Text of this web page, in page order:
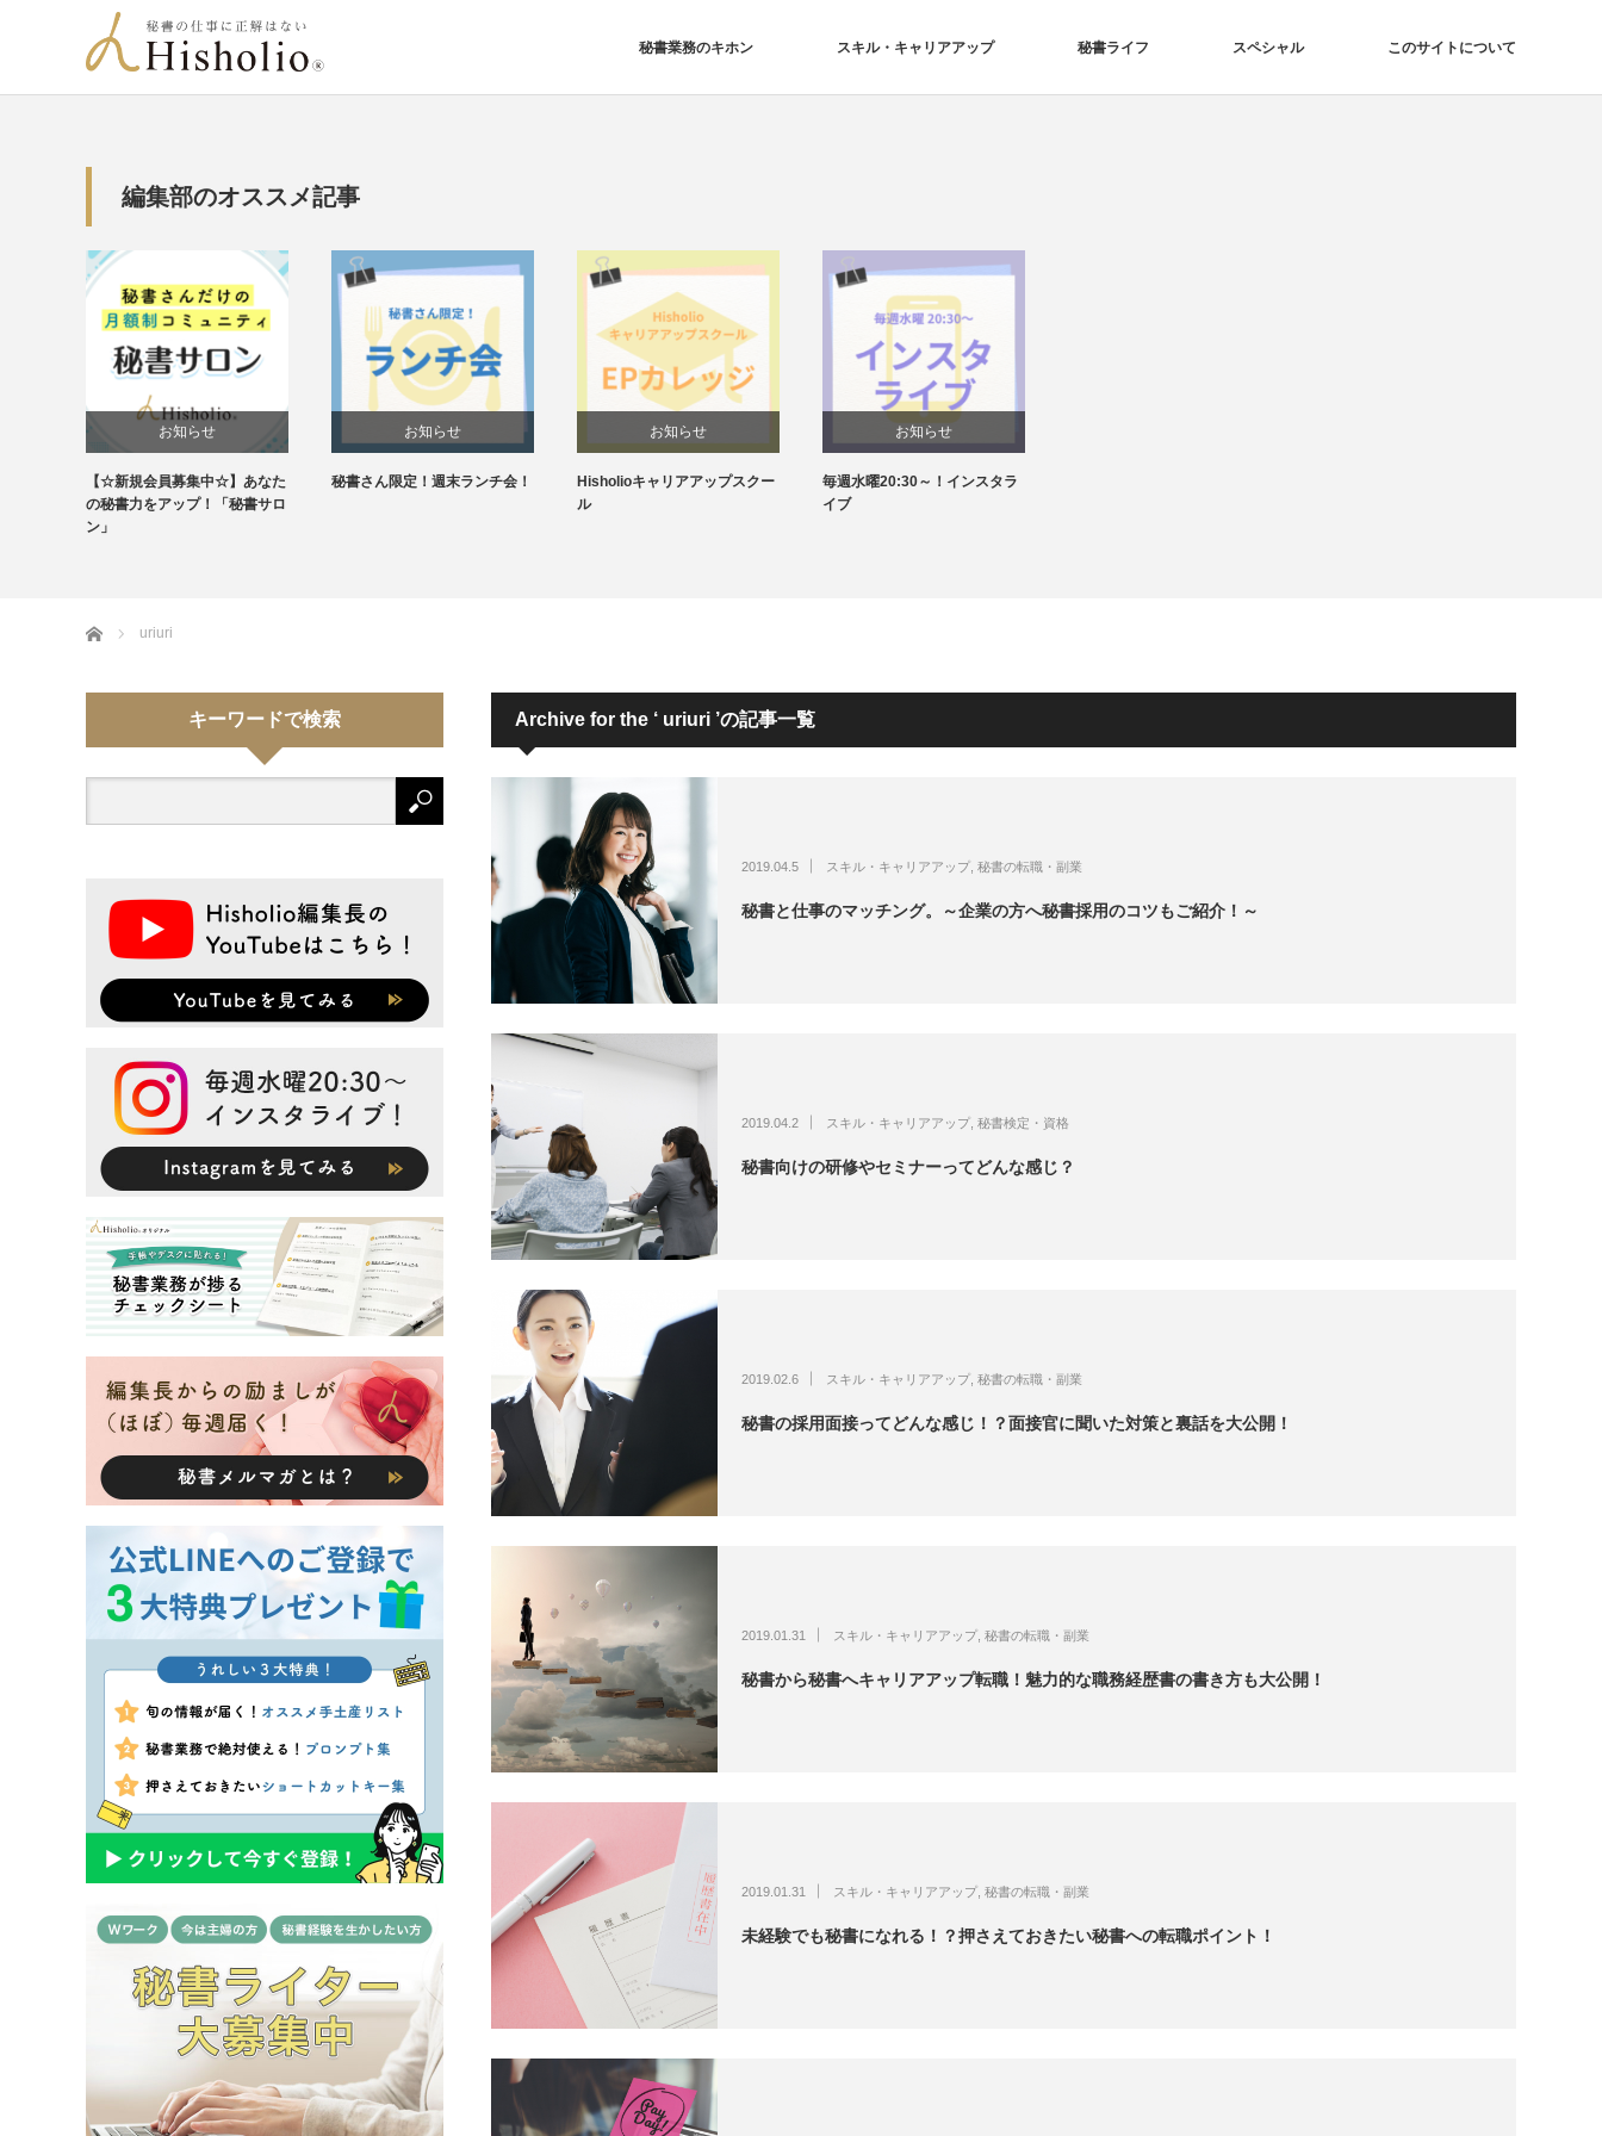
秘書業務のキホン スキル・キャリアアップ 秘書ライフ スペシャル このサイトについて
編集部のオススメ記事
お知らせ
未分類
【☆新規会員募集中☆】あなた
の秘書力をアップ！「秘書サロ
ン」
お知らせ
秘書さん限定！週末ランチ会！
お知らせ
Hisholioキャリアアップスクー
ル
お知らせ
毎週水曜20:30～！インスタラ
イブ
Home uriuri
Archive for the ‘ uriuri ’
2019.04.5 スキル・キャリアアップ 秘書の転職・副業
秘書と仕事のマッチング。～企業の方へ秘書採用のコツもご紹介！～
2019.04.2 スキル・キャリアアップ 秘書検定・資格
秘書向けの研修やセミナーってどんな感じ？
2019.02.6 スキル・キャリアアップ 秘書の転職・副業
秘書の採用面接ってどんな感じ！？面接官に聞いた対策と裏話を大公開！
2019.01.31 スキル・キャリアアップ 秘書の転職・副業
秘書から秘書へキャリアアップ転職！魅力的な職務経歴書の書き方も大公開！
2019.01.31 スキル・キャリアアップ 秘書の転職・副業
未経験でも秘書になれる！？押さえておきたい秘書への転職ポイント！
キーワードで検索